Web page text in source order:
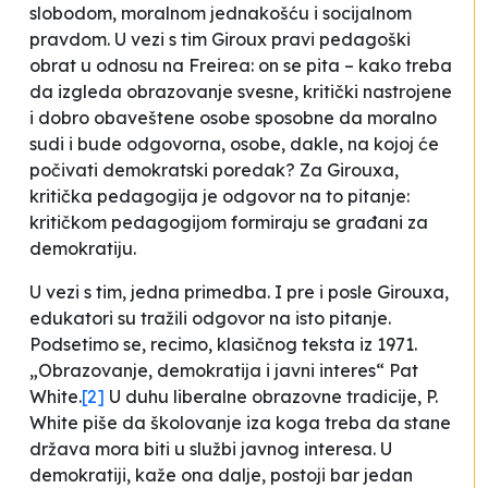
slobodom, moralnom jednakošću i socijalnom
pravdom. U vezi s tim Giroux pravi pedagoški
obrat u odnosu na Freirea: on se pita – kako treba
da izgleda obrazovanje svesne, kritički nastrojene
i dobro obaveštene osobe sposobne da moralno
sudi i bude odgovorna, osobe, dakle, na kojoj će
počivati demokratski poredak? Za Girouxa,
kritička pedagogija je odgovor na to pitanje:
kritičkom pedagogijom formiraju se građani za
demokratiju.
U vezi s tim, jedna primedba. I pre i posle Girouxa,
edukatori su tražili odgovor na isto pitanje.
Podsetimo se, recimo, klasičnog teksta iz 1971.
„Obrazovanje, demokratija i javni interes“ Pat
White.[2] U duhu liberalne obrazovne tradicije, P.
White piše da školovanje iza koga treba da stane
država mora biti u službi javnog interesa. U
demokratiji, kaže ona dalje, postoji bar jedan